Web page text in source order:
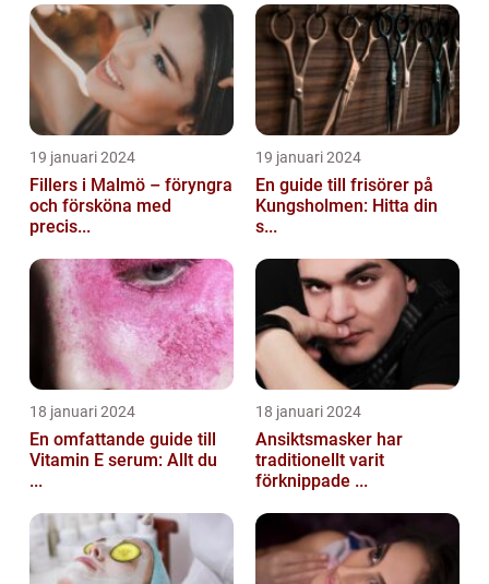
19 januari 2024
Fillers i Malmö – föryngra
och försköna med
precis...
19 januari 2024
En guide till frisörer på
Kungsholmen: Hitta din
s...
18 januari 2024
En omfattande guide till
Vitamin E serum: Allt du
...
18 januari 2024
Ansiktsmasker har
traditionellt varit
förknippade ...